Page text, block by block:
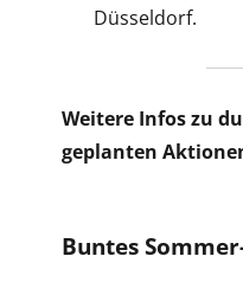
Düsseldorf.
Weitere Infos zu
geplanten
Buntes